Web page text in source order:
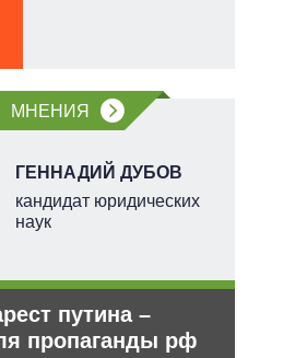
МНЕНИЯ
ГЕННАДИЙ ДУБОВ
кандидат юридических
наук
путина –
пропаганды рф